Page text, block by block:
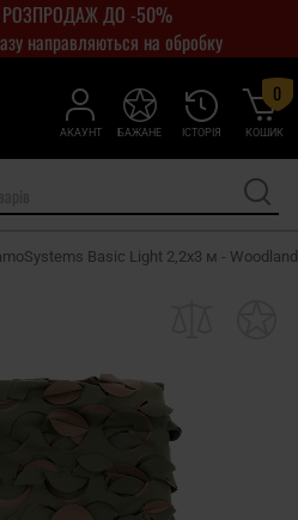
ДО -50%
направляються на обробку
АКАУНТ ІСТОРІЯ
БАЖАНЕ КОШИК
0
Basic Light 2,2x3 м - Woodland